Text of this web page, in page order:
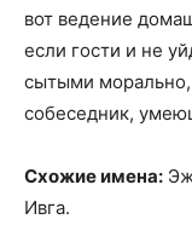
вот ведение
если гости и не
сытыми
собеседник,
Схожие имена:
Ивга.